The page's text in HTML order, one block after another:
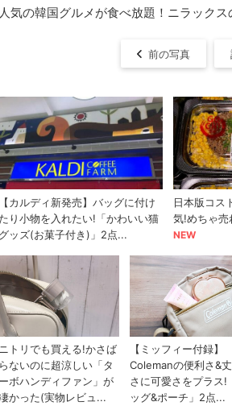
人気の韓国グルメが食べ放題！ニラックス
前の写真